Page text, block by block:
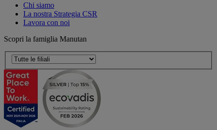
Chi siamo
La nostra Strategia CSR
Lavora con noi
Scopri la famiglia Manutan